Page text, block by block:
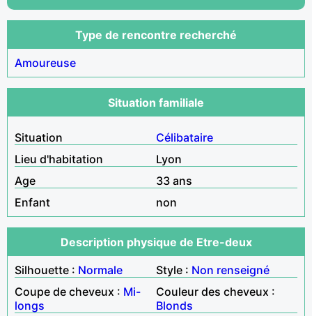
Type de rencontre recherché
Amoureuse
Situation familiale
Situation
Célibataire
Lieu d'habitation
Lyon
Age
33 ans
Enfant
non
Description physique de Etre-deux
Silhouette : Normale Style : Non renseigné
Coupe de cheveux : Mi-
longs
Couleur des cheveux :
Blonds